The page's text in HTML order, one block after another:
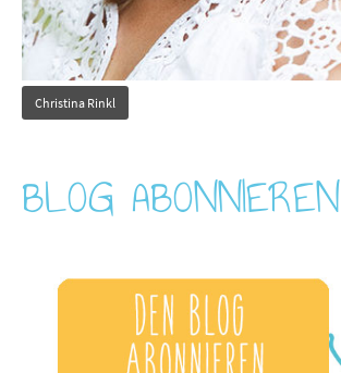
Christina Rinkl
BLOG ABONNIEREN